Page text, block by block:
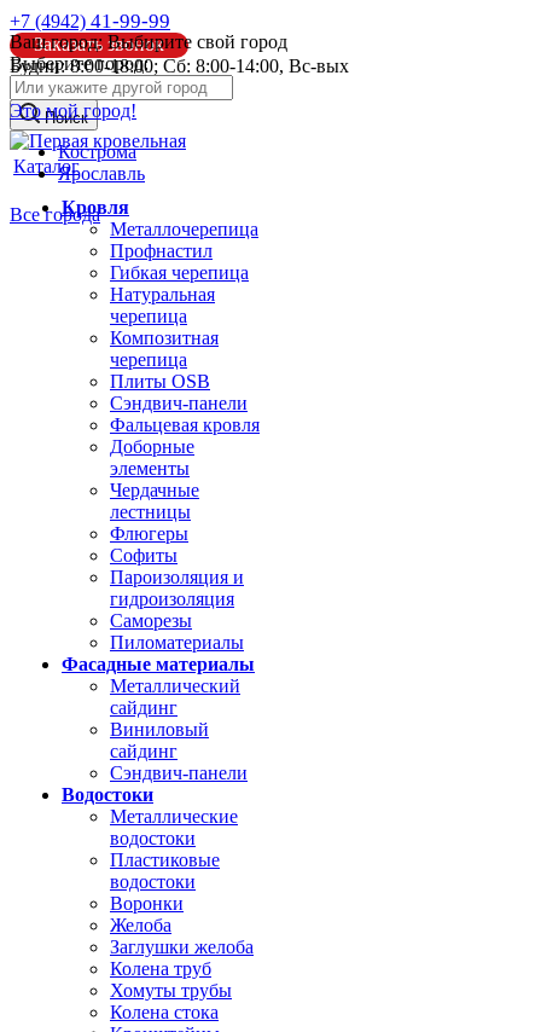
Ваш город: Выбирите свой город
Выберите город:
Это мой город!
Кострома
Ярославль
Все города
+7 (4942) 41-99-99
Заказать звонок
Будни: 8:00-18:00; Сб: 8:00-14:00, Вс-вых
info@pk44.ru
Поиск
Каталог
Кровля
Металлочерепица
Профнастил
Гибкая черепица
Натуральная
черепица
Композитная
черепица
Плиты OSB
Сэндвич-панели
Фальцевая кровля
Доборные
элементы
Чердачные
лестницы
Флюгеры
Софиты
Пароизоляция и
гидроизоляция
Саморезы
Пиломатериалы
Фасадные материалы
Металлический
сайдинг
Виниловый
сайдинг
Сэндвич-панели
Водостоки
Металлические
водостоки
Пластиковые
водостоки
Воронки
Желоба
Заглушки желоба
Колена труб
Хомуты трубы
Колена стока